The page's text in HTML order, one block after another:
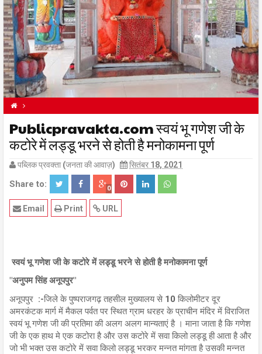
ANUPPUR NEWS FEATURED NEWS MPNEWS
Publicpravakta.com स्वयं भू गणेश जी के
कटोरे में लड्डू भरने से होती है मनोकामना पूर्ण
पब्लिक प्रवक्ता (जनता की आवाज़) सितंबर 18, 2021
Share to: 0
URL
Print
Email
स्वयं भू गणेश जी के कटोरे में लड्डू भरने से होती है मनोकामना पूर्ण
"अनुपम सिंह अनूपपुर"
अनूपपुर :-जिले के पुष्पराजगढ़ तहसील मुख्यालय से 10 किलोमीटर दूर
अमरकंटक मार्ग में मैकल पर्वत पर स्थित ग्राम धरहर के प्राचीन मंदिर में विराजित
स्वयं भू गणेश जी की प्रतिमा की अलग अलग मान्यताएं है । माना जाता है कि गणेश
जी के एक हाथ मे एक कटोरा है और उस कटोरे में सवा किलो लड्डू ही आता है और
जो भी भक्त उस कटोरे में सवा किलो लड्डू भरकर मन्नत मांगता है उसकी मन्नत